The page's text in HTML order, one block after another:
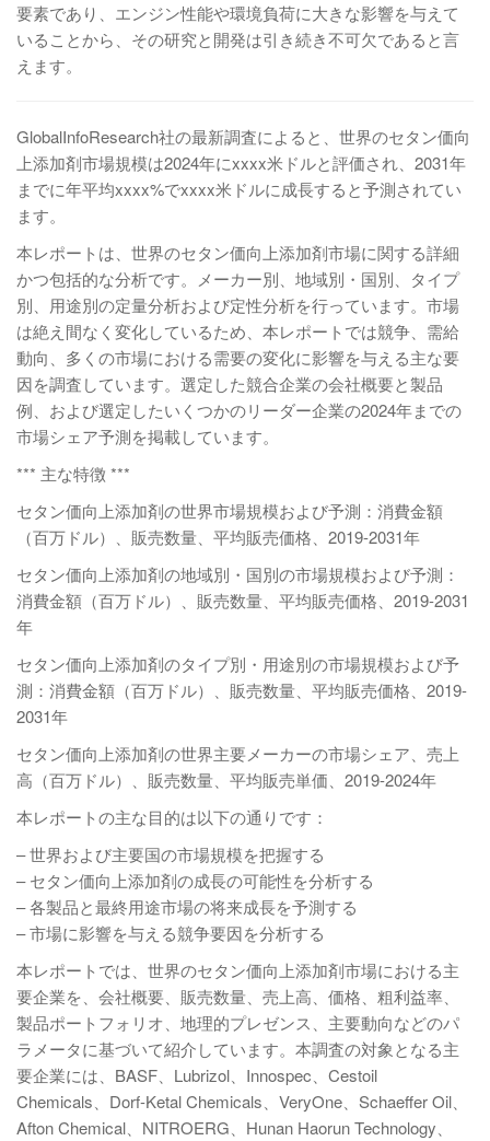
要素であり、エンジン性能や環境負荷に大きな影響を与えて
いることから、その研究と開発は引き続き不可欠であると言
えます。
GlobalInfoResearch社の最新調査によると、世界のセタン価向
上添加剤市場規模は2024年にxxxx米ドルと評価され、2031年
までに年平均xxxx%でxxxx米ドルに成長すると予測されてい
ます。
本レポートは、世界のセタン価向上添加剤市場に関する詳細
かつ包括的な分析です。メーカー別、地域別・国別、タイプ
別、用途別の定量分析および定性分析を行っています。市場
は絶え間なく変化しているため、本レポートでは競争、需給
動向、多くの市場における需要の変化に影響を与える主な要
因を調査しています。選定した競合企業の会社概要と製品
例、および選定したいくつかのリーダー企業の2024年までの
市場シェア予測を掲載しています。
*** 主な特徴 ***
セタン価向上添加剤の世界市場規模および予測：消費金額
（百万ドル）、販売数量、平均販売価格、2019-2031年
セタン価向上添加剤の地域別・国別の市場規模および予測：
消費金額（百万ドル）、販売数量、平均販売価格、2019-2031
年
セタン価向上添加剤のタイプ別・用途別の市場規模および予
測：消費金額（百万ドル）、販売数量、平均販売価格、2019-
2031年
セタン価向上添加剤の世界主要メーカーの市場シェア、売上
高（百万ドル）、販売数量、平均販売単価、2019-2024年
本レポートの主な目的は以下の通りです：
– 世界および主要国の市場規模を把握する
– セタン価向上添加剤の成長の可能性を分析する
– 各製品と最終用途市場の将来成長を予測する
– 市場に影響を与える競争要因を分析する
本レポートでは、世界のセタン価向上添加剤市場における主
要企業を、会社概要、販売数量、売上高、価格、粗利益率、
製品ポートフォリオ、地理的プレゼンス、主要動向などのパ
ラメータに基づいて紹介しています。本調査の対象となる主
要企業には、BASF、Lubrizol、Innospec、Cestoil
Chemicals、Dorf-Ketal Chemicals、VeryOne、Schaeffer Oil、
Afton Chemical、NITROERG、Hunan Haorun Technology、